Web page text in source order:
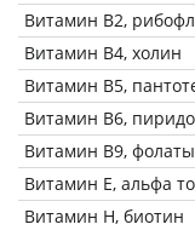
Витамин В2,
Витамин В4, холин
Витамин В5,
Витамин В6,
Витамин В9, фолаты
Витамин Е, альфа
Витамин Н, биотин